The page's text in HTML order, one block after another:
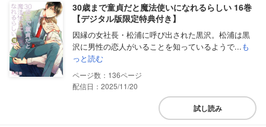
30歳まで童貞だと魔法使いになれるらしい 16巻
【デジタル版限定特典付き】
因縁の女社長・松浦に呼び出された黒沢。松浦は黒
沢に男性の恋人がいることを知っているようで...も
っと読む
136
配信日：2025/11/20
試し読み